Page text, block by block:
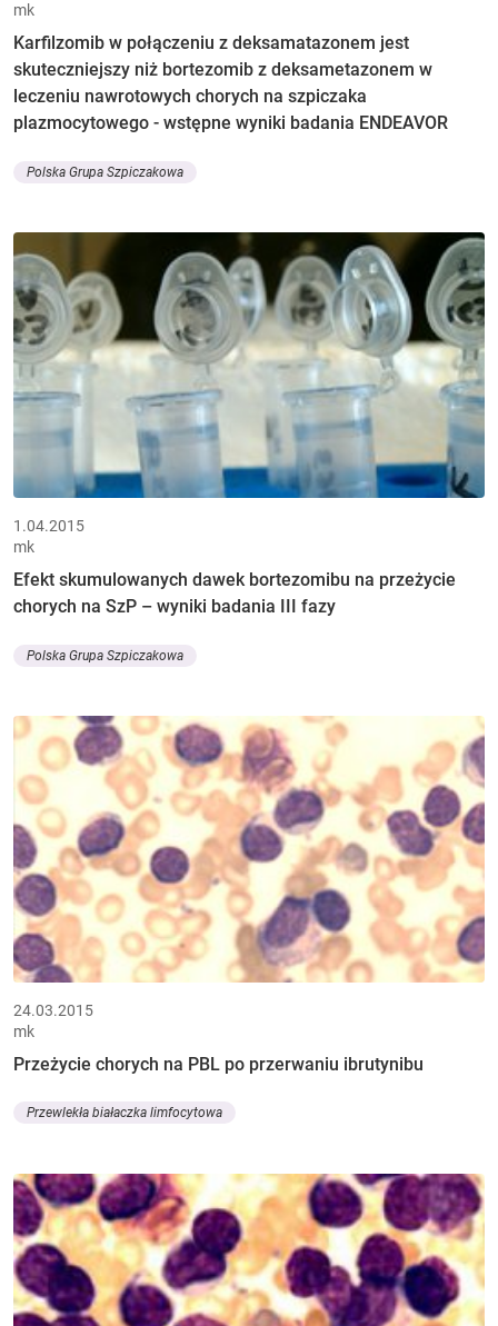
mk
Karfilzomib w połączeniu z deksamatazonem jest
skuteczniejszy niż bortezomib z deksametazonem w
leczeniu nawrotowych chorych na szpiczaka
plazmocytowego - wstępne wyniki badania ENDEAVOR
Polska Grupa Szpiczakowa
1.04.2015
mk
Efekt skumulowanych dawek bortezomibu na przeżycie
chorych na SzP – wyniki badania III fazy
Polska Grupa Szpiczakowa
24.03.2015
mk
Przeżycie chorych na PBL po przerwaniu ibrutynibu
Przewlekła białaczka limfocytowa